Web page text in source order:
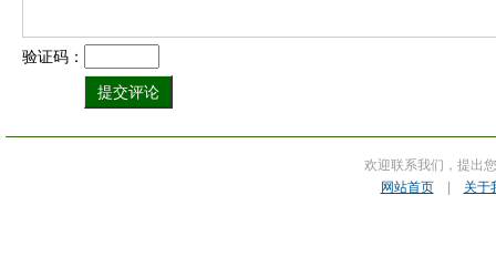
验证码：
欢迎联系我们，提出
网站首页| 关于